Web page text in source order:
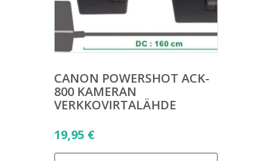
CANON POWERSHOT ACK-
800 KAMERAN
VERKKOVIRTALÄHDE
19,95 €